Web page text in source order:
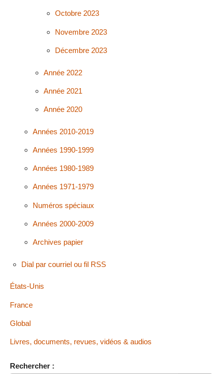
Octobre 2023
Novembre 2023
Décembre 2023
Année 2022
Année 2021
Année 2020
Années 2010-2019
Années 1990-1999
Années 1980-1989
Années 1971-1979
Numéros spéciaux
Années 2000-2009
Archives papier
Dial par courriel ou fil RSS
États-Unis
France
Global
Livres, documents, revues, vidéos & audios
Rechercher :